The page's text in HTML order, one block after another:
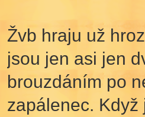
Žvb hraju už
jsou jen asi jen
brouzdáním po
zapálenec.